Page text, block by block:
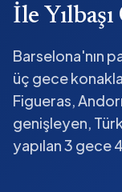
İle
Barselona'nın
üç gece
Figueras,
genişleyen,
yapılan 3 gece